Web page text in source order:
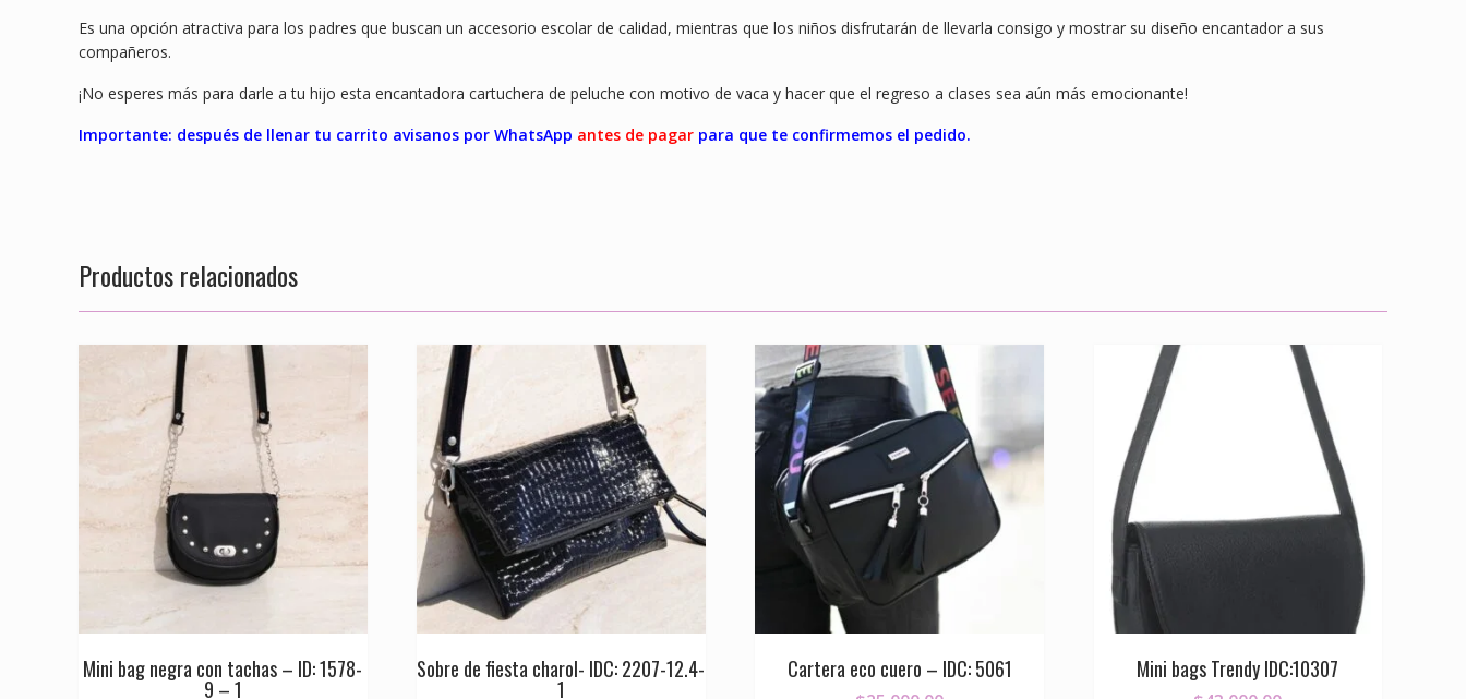
Es una opción atractiva para los padres que buscan un accesorio escolar de calidad, mientras que los niños disfrutarán de llevarla consigo y mostrar su diseño encantador a sus
compañeros.
¡No esperes más para darle a tu hijo esta encantadora cartuchera de peluche con motivo de vaca y hacer que el regreso a clases sea aún más emocionante!
Importante: después de llenar tu carrito avisanos por WhatsApp antes de pagar para que te confirmemos el pedido.
Productos relacionados
Mini bag negra con tachas – ID: 1578-
9 – 1
Sobre de fiesta charol- IDC: 2207-12.4-
1
Cartera eco cuero – IDC: 5061 Mini bags Trendy IDC:10307